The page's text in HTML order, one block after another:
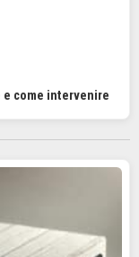
come intervenire